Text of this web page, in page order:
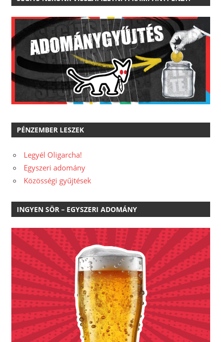
PÉNZEMBER LESZEK
Legyél Oligarcha!
Egyszeri adomány
Közösségi gyűjtések
INGYEN SÖR – EGYSZERI ADOMÁNY